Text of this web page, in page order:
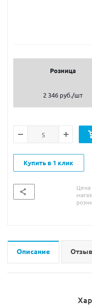
Розница
2 346 руб./шт
Купить в 1 клик
Цена
Описание